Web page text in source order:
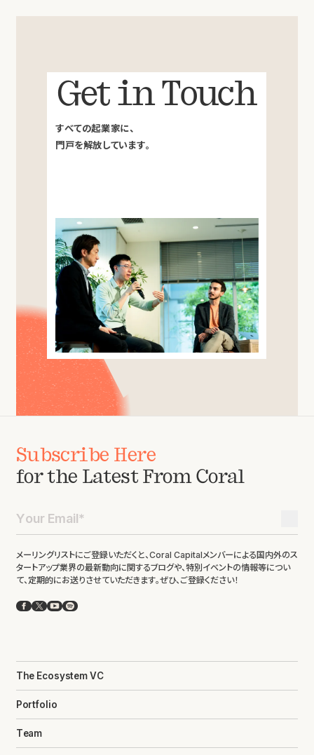
Get in Touch
すべての起業家に、
門戸を解放しています。
Subscribe Here
for the Latest From Coral
メーリングリストにご登録いただくと、Coral Capitalメンバーによる国内外のス
タートアップ業界の最新動向に関するブログや、特別イベントの情報等につい
て、定期的にお送りさせていただきます。ぜひ、ご登録ください！
Facebook
X YouTube
Spotify
The Ecosystem VC
Portfolio
Team